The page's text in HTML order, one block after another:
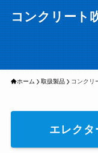
コンクリート
ホーム 取扱製品 コンクリ
エレク